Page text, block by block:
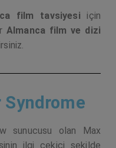
film tavsiyesi için
Almanca film ve dizi
Syndrome
sunucusu olan Max
ilgi çekici şekilde